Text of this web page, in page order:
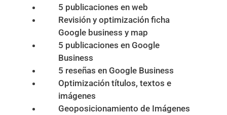
5 publicaciones en web
Revisión y optimización ficha
Google business y map
5 publicaciones en Google
Business
5 reseñas en Google Business
Optimización títulos, textos e
imágenes
Geoposicionamiento de Imágenes